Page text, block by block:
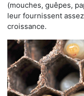
(mouches, guêpes,
leur fournissent
croissance.